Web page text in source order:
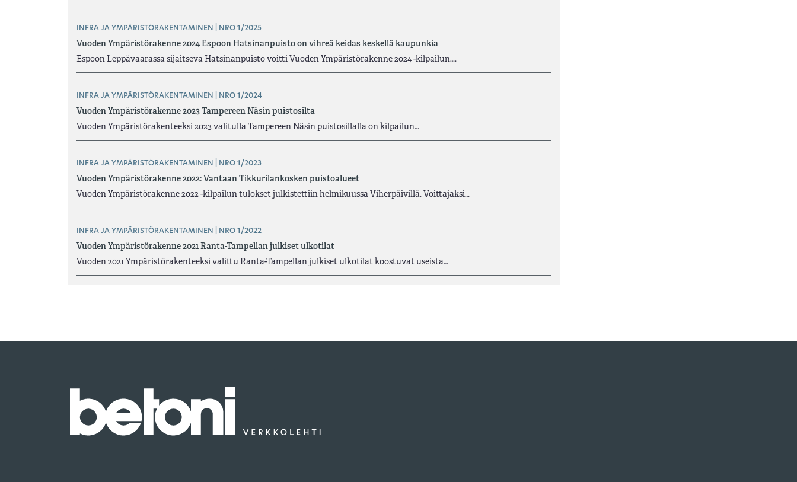
INFRA JA YMPÄRISTÖRAKENTAMINEN | NRO 1/2025
Vuoden Ympäristörakenne 2024 Espoon Hatsinanpuisto on vihreä keidas keskellä kaupunkia
Espoon Leppävaarassa sijaitseva Hatsinanpuisto voitti Vuoden Ympäristörakenne 2024 -kilpailun….
INFRA JA YMPÄRISTÖRAKENTAMINEN | NRO 1/2024
Vuoden Ympäristörakenne 2023 Tampereen Näsin puistosilta
Vuoden Ympäristörakenteeksi 2023 valitulla Tampereen Näsin puistosillalla on kilpailun…
INFRA JA YMPÄRISTÖRAKENTAMINEN | NRO 1/2023
Vuoden Ympäristörakenne 2022: Vantaan Tikkurilankosken puistoalueet
Vuoden Ympäristörakenne 2022 -kilpailun tulokset julkistettiin helmikuussa Viherpäivillä. Voittajaksi…
INFRA JA YMPÄRISTÖRAKENTAMINEN | NRO 1/2022
Vuoden Ympäristörakenne 2021 Ranta-Tampellan julkiset ulkotilat
Vuoden 2021 Ympäristörakenteeksi valittu Ranta-Tampellan julkiset ulkotilat koostuvat useista…